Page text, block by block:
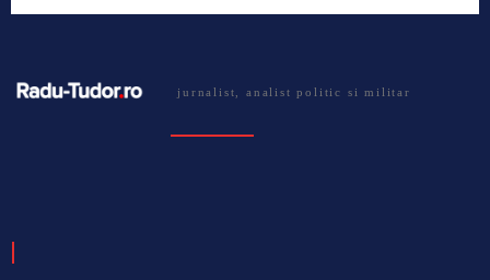
jurnalist, analist politic si militar